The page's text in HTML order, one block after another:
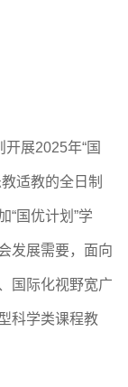
开展2025年“国
适教的全日制
“国优计划”学
发展需要，面向
国际化视野宽广
科学类课程教